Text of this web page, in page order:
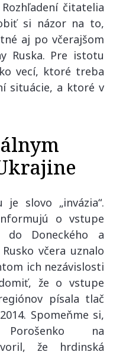
čitatelia
si názor na to,
aj po včerajšom
Ruska. Pre istotu
vecí, ktoré treba
situácie, a ktoré v
je slovo „invázia“.
o vstupe
do Doneckého a
včera uznalo
ich nezávislosti
že o vstupe
písala tlač
Spomeňme si,
na
že hrdinská